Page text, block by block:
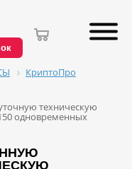
КриптоПро
техническую
одновременных